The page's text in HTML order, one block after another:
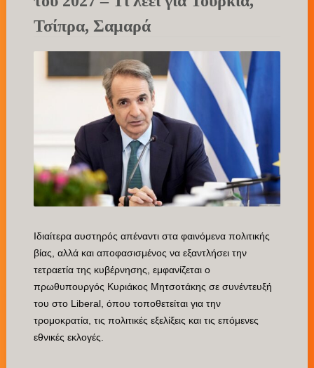
Τσίπρα, Σαμαρά
Ιδιαίτερα αυστηρός απέναντι στα φαινόμενα πολιτικής
βίας, αλλά και αποφασισμένος να εξαντλήσει την
τετραετία της κυβέρνησης, εμφανίζεται ο
πρωθυπουργός Κυριάκος Μητσοτάκης σε συνέντευξή
του στο Liberal, όπου τοποθετείται για την
τρομοκρατία, τις πολιτικές εξελίξεις και τις επόμενες
εθνικές εκλογές.